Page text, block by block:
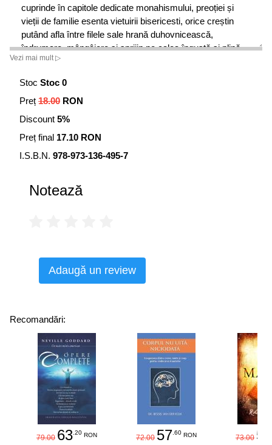
cuprinde în capitole dedicate monahismului, preoției și
vieții de familie esenta vietuirii bisericesti, orice creștin
putând afla între filele sale hrană duhovnicească,
îndrumare, mângâiere si sprijin pe calea îngustă si plină
de osteneală, care duce la viața veșnică.
Vezi mai mult ▷
Stoc Stoc 0
Preț 18.00 RON
Discount 5%
Preț final 17.10 RON
I.S.B.N. 978-973-136-495-7
Notează
Adaugă un review
Recomandări:
79.00 63.20 RON 72.00 57.60 RON 73.00 58